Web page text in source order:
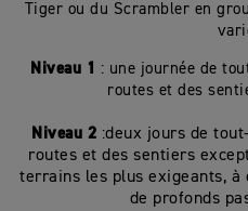
Tiger ou du Scrambler en
Niveau 1 : une journée de
routes et des
Niveau 2 :deux jours de
routes et des sentiers
terrains les plus exigeants,
de profonds